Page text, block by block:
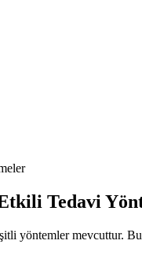
Tedavi
yöntemler mevcuttur.